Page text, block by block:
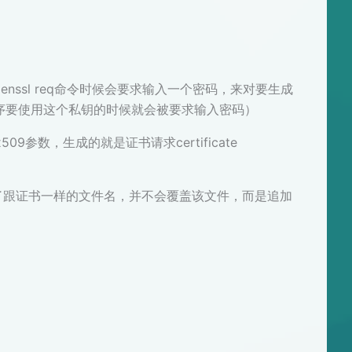
req命令时候会要求输入一个密码，来对要生成
使用这个私钥的时候就会被要求输入密码）
参数，生成的就是证书请求certificate
证书一样的文件名，并不会覆盖该文件，而是追加